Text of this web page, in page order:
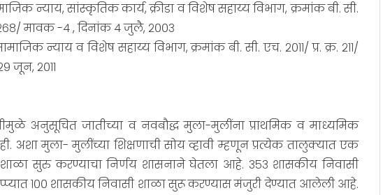
न्याय, सांस्कृतिक कार्य, क्रीडा व विशेष सहाय्य विभाग, क्रमांक बी. सी.
२६८/ मावक -४ , दिनांक ४ जुलै, २००३
न्याय व विशेष सहाय्य विभाग, क्रमांक बी. सी. एच. २०११/ प्र. क्र. २११/
जून, २०११
अनुसूचित जातीच्या व नवबौद्ध मुला-मुलींना प्राथमिक व माध्यमिक
अशा मुला- मुलींच्या शिक्षणाची सोय व्हावी म्हणून प्रत्येक तालुक्यात एक
सुरु करण्याचा निर्णय शासनाने घेतला आहे. ३५३ शासकीय निवासी
१०० शासकीय निवासी शाळा सुरू करण्यास मंजुरी देण्यात आलेली आहे.